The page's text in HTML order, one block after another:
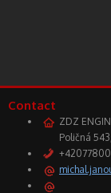
Contact
ZDZ
Poličná